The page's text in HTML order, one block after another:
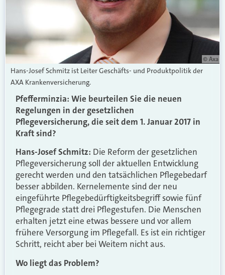
© Axa
Hans-Josef Schmitz ist Leiter Geschäfts- und Produktpolitik der
AXA Krankenversicherung.
Pfefferminzia: Wie beurteilen Sie die neuen
Regelungen in der gesetzlichen
Pflegeversicherung, die seit dem 1. Januar 2017 in
Kraft sind?
Hans-Josef Schmitz: Die Reform der gesetzlichen
Pflegeversicherung soll der aktuellen Entwicklung
gerecht werden und den tatsächlichen Pflegebedarf
besser abbilden. Kernelemente sind der neu
eingeführte Pflegebedürftigkeitsbegriff sowie fünf
Pflegegrade statt drei Pflegestufen. Die Menschen
erhalten jetzt eine etwas bessere und vor allem
frühere Versorgung im Pflegefall. Es ist ein richtiger
Schritt, reicht aber bei Weitem nicht aus.
Wo liegt das Problem?